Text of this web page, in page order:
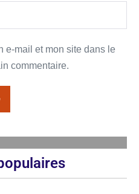
e-mail et mon site dans le
commentaire.